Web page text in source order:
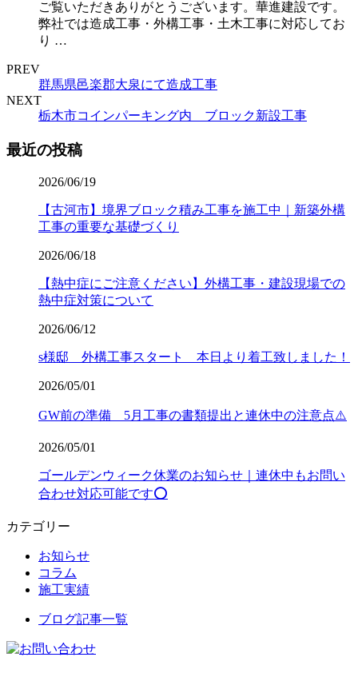
ご覧いただきありがとうございます。華進建設です。
弊社では造成工事・外構工事・土木工事に対応してお
り …
PREV
群馬県邑楽郡大泉にて造成工事
NEXT
栃木市コインパーキング内 ブロック新設工事
最近の投稿
2026/06/19
【古河市】境界ブロック積み工事を施工中｜新築外構
工事の重要な基礎づくり
2026/06/18
【熱中症にご注意ください】外構工事・建設現場での
熱中症対策について
2026/06/12
s様邸 外構工事スタート 本日より着工致しました！
2026/05/01
GW前の準備 5月工事の書類提出と連休中の注意点⚠️
2026/05/01
ゴールデンウィーク休業のお知らせ｜連休中もお問い
合わせ対応可能です⭕️
カテゴリー
お知らせ
コラム
施工実績
ブログ記事一覧